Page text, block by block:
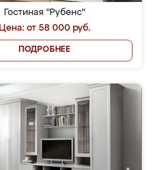
Гостиная "Рубенс"
Цена: от 58 000 руб.
ПОДРОБНЕЕ